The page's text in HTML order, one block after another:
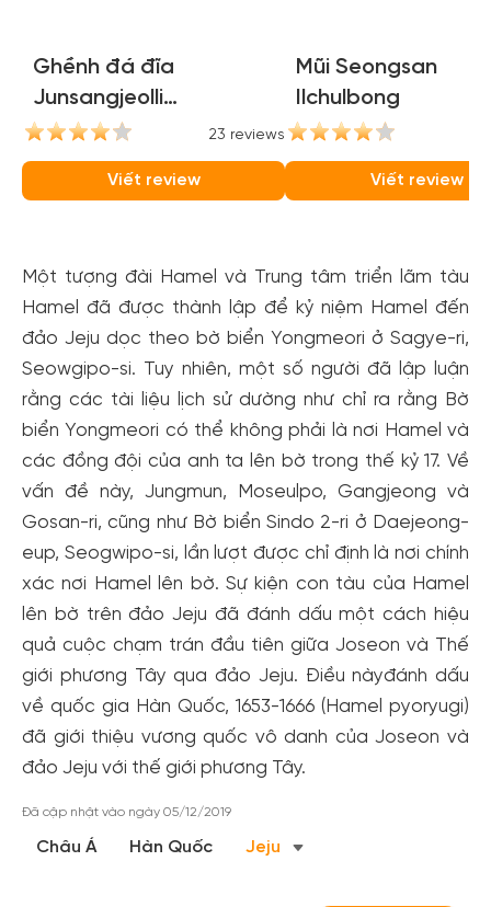
Ghềnh đá đĩa
Junsangjeolli
(Jusangjeolli Cliffs)23 reviews
Viết review
Mũi Seongsan
Ilchulbong
Viết review
Một tượng đài Hamel và Trung tâm triển lãm tàu
Hamel đã được thành lập để kỷ niệm Hamel đến
đảo Jeju dọc theo bờ biển Yongmeori ở Sagye-ri,
Seowgipo-si. Tuy nhiên, một số người đã lập luận
rằng các tài liệu lịch sử dường như chỉ ra rằng Bờ
biển Yongmeori có thể không phải là nơi Hamel và
các đồng đội của anh ta lên bờ trong thế kỷ 17. Về
vấn đề này, Jungmun, Moseulpo, Gangjeong và
Gosan-ri, cũng như Bờ biển Sindo 2-ri ở Daejeong-
eup, Seogwipo-si, lần lượt được chỉ định là nơi chính
xác nơi Hamel lên bờ. Sự kiện con tàu của Hamel
lên bờ trên đảo Jeju đã đánh dấu một cách hiệu
quả cuộc chạm trán đầu tiên giữa Joseon và Thế
giới phương Tây qua đảo Jeju. Điều nàyđánh dấu
về quốc gia Hàn Quốc, 1653-1666 (Hamel pyoryugi)
đã giới thiệu vương quốc vô danh của Joseon và
đảo Jeju với thế giới phương Tây.
Đã cập nhật vào ngày 05/12/2019
Châu Á Hàn Quốc Jeju
Tạo tài khoản nhanh - nhận nhiều ưu
đãi!
Tạo tài khoản để có thểnhận ngay các ưu đãihấp dẫn
dành cho thành viên đến từ các đối tác của Gody.vn dành
cho cộng đồng.
Đăng nhập Facebook
Đăng nhập Google